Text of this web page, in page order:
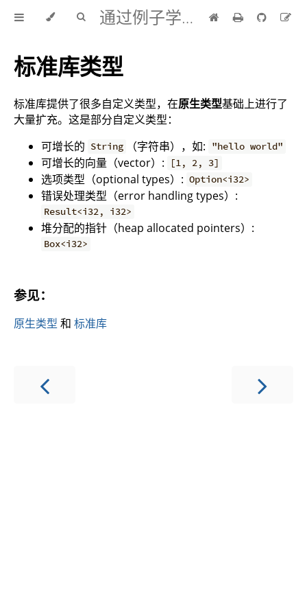
通过例子学 Rust 中文版
标准库类型
标准库提供了很多自定义类型，在原生类型基础上进行了
大量扩充。这是部分自定义类型：
可增长的 String （字符串），如: "hello world"
可增长的向量（vector）: [1, 2, 3]
选项类型（optional types）: Option<i32>
错误处理类型（error handling types）:
Result<i32, i32>
堆分配的指针（heap allocated pointers）:
Box<i32>
参见：
原生类型 和 标准库